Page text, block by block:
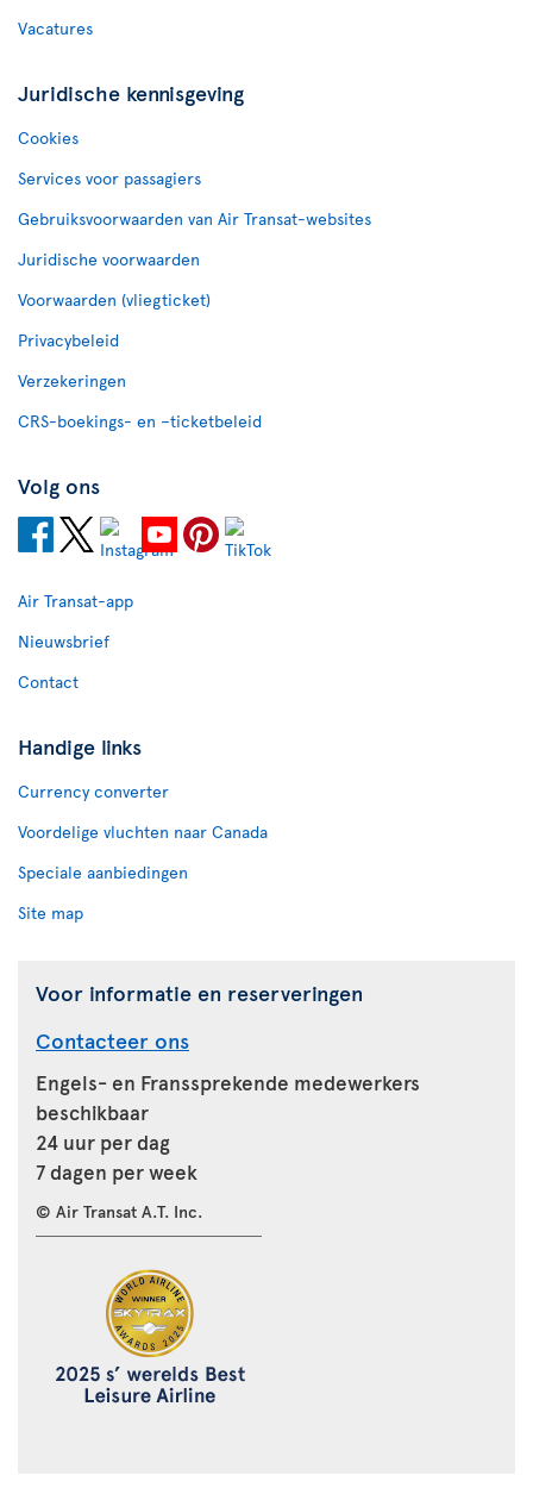
Vacatures
Juridische kennisgeving
Cookies
Services voor passagiers
Gebruiksvoorwaarden van Air Transat-websites
Juridische voorwaarden
Voorwaarden (vliegticket)
Privacybeleid
Verzekeringen
CRS-boekings- en –ticketbeleid
Volg ons
Air Transat-app
Nieuwsbrief
Contact
Handige links
Currency converter
Voordelige vluchten naar Canada
Speciale aanbiedingen
Site map
Voor informatie en reserveringen
Contacteer ons
Engels- en Franssprekende medewerkers
beschikbaar
24 uur per dag
7 dagen per week
© Air Transat A.T. Inc.